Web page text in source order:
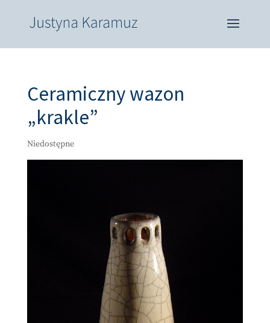
Ceramiczny wazon
„krakle”
Niedostępne